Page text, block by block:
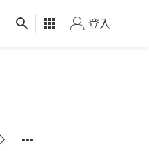
健康 好食玩飛
登入